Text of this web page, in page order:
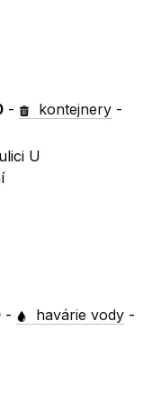
- kontejnery -
U
- havárie vody -